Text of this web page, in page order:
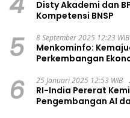
Disty Akademi dan
Kompetensi BNSP
5 8 September 2025 12:23 WIB
Menkominfo:
Perkembangan
6 25 Januari 2025 12:53 WIB
RI-India Pererat
Pengembangan AI